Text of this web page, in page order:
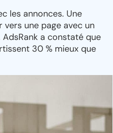
les annonces. Une
une page avec un
a constaté que
30 % mieux que